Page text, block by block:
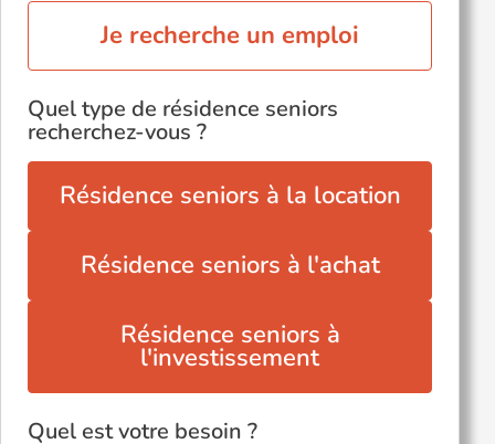
Je recherche un emploi
Quel type de résidence seniors
recherchez-vous ?
Résidence seniors à la location
Résidence seniors à l'achat
Résidence seniors à
l'investissement
Quel est votre besoin ?